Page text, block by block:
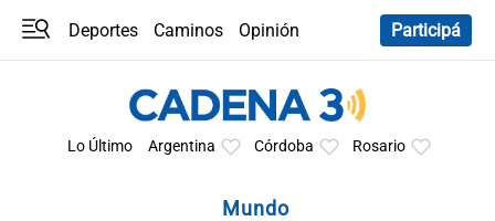
Deportes Caminos
Opinión
Participá
Lo Último Argentina Córdoba Rosario
Mundo